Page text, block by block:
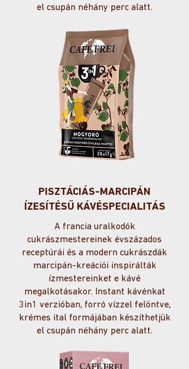
el csupán néhány perc alatt.
PISZTÁCIÁS-MARCIPÁN
ÍZESÍTÉSŰ KÁVÉSPECIALITÁS
A francia uralkodók
cukrászmestereinek évszázados
receptúrái és a modern cukrászdák
marcipán-kreációi inspirálták
ízmestereinket e kávé
megalkotásakor. Instant kávénkat
3in1 verzióban, forró vízzel felöntve,
krémes ital formájában készíthetjük
el csupán néhány perc alatt.